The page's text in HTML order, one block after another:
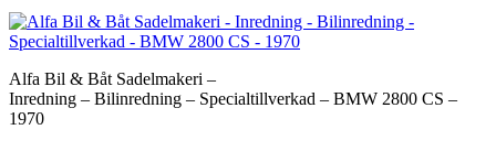
Alfa Bil & Båt Sadelmakeri –
Inredning – Bilinredning – Specialtillverkad – BMW 2800 CS –
1970